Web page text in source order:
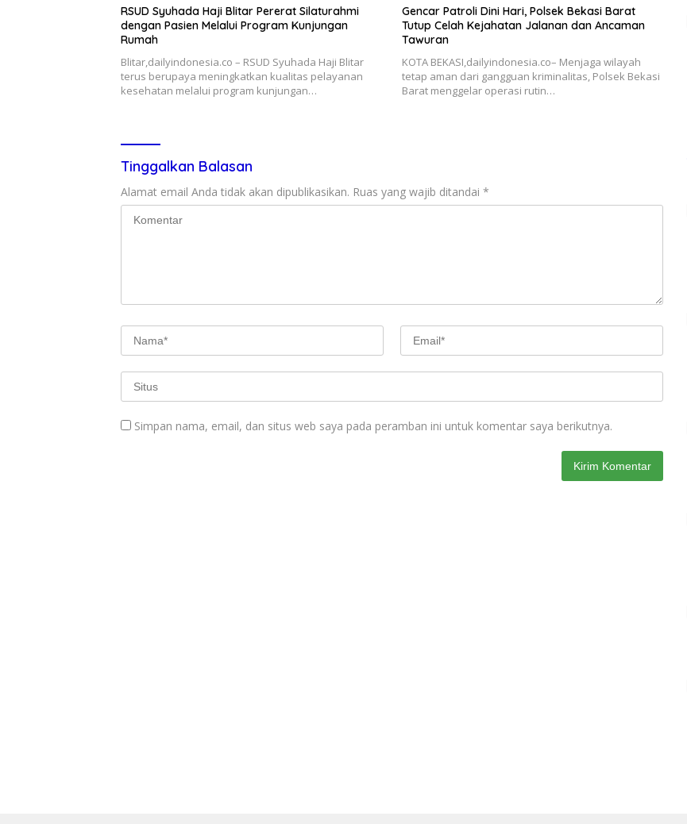
RSUD Syuhada Haji Blitar Pererat Silaturahmi
dengan Pasien Melalui Program Kunjungan
Rumah
Blitar,dailyindonesia.co – RSUD Syuhada Haji Blitar
terus berupaya meningkatkan kualitas pelayanan
kesehatan melalui program kunjungan…
Gencar Patroli Dini Hari, Polsek Bekasi Barat
Tutup Celah Kejahatan Jalanan dan Ancaman
Tawuran
KOTA BEKASI,dailyindonesia.co– Menjaga wilayah
tetap aman dari gangguan kriminalitas, Polsek Bekasi
Barat menggelar operasi rutin…
Tinggalkan Balasan
Alamat email Anda tidak akan dipublikasikan. Ruas yang wajib ditandai *
Simpan nama, email, dan situs web saya pada peramban ini untuk komentar saya berikutnya.